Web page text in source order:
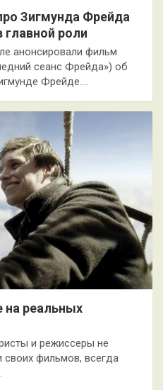
Зигмунда Фрейда
главной роли
анонсировали фильм
сеанс Фрейда») об
Фрейде.…
реальных
и режиссеры не
своих фильмов, всегда